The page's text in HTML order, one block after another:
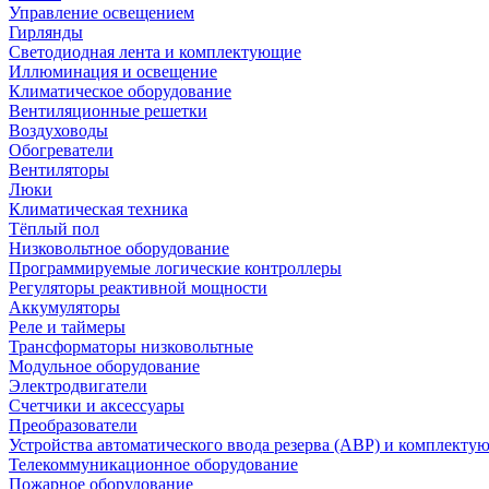
Управление освещением
Гирлянды
Светодиодная лента и комплектующие
Иллюминация и освещение
Климатическое оборудование
Вентиляционные решетки
Воздуховоды
Обогреватели
Вентиляторы
Люки
Климатическая техника
Тёплый пол
Низковольтное оборудование
Программируемые логические контроллеры
Регуляторы реактивной мощности
Аккумуляторы
Реле и таймеры
Трансформаторы низковольтные
Модульное оборудование
Электродвигатели
Счетчики и аксессуары
Преобразователи
Устройства автоматического ввода резерва (АВР) и
Телекоммуникационное оборудование
Пожарное оборудование